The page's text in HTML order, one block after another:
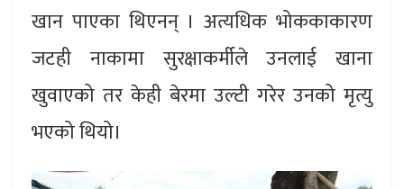
खान पाएका थिएनन् । अत्यधिक भोककाकारण
जटही नाकामा सुरक्षाकर्मीले उनलाई खाना
खुवाएको तर केही बेरमा उल्टी गरेर उनको मृत्यु
भएको थियो।